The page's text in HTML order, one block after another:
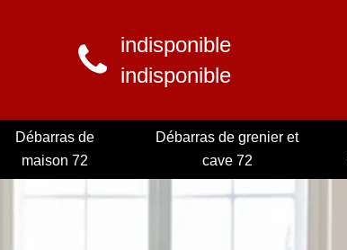
indisponible
indisponible
Débarras de
maison 72
Débarras de grenier et
cave 72